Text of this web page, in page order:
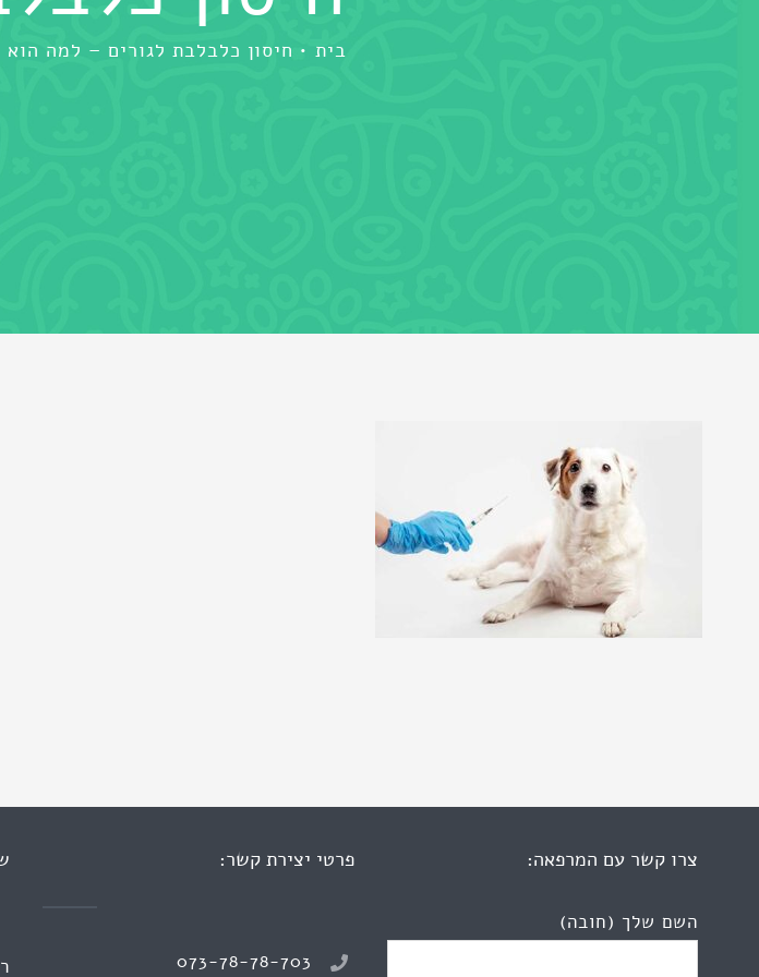
בית חיסון כלבלבת לגורים – למה
צרו קשר עם המרפאה:
השם שלך (חובה)
פרטי יצירת קשר:
073-78-78-703